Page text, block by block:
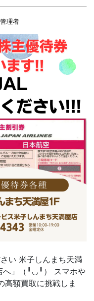
理者
い 米子しんまち天満
へ」（╹◡╹） スマホや
高額買取に挑戦しま